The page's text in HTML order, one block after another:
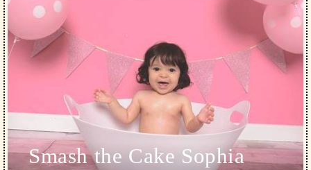
Smash the Cake Sophia